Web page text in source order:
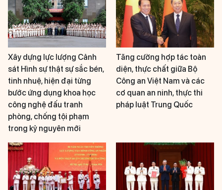
Xây dựng lực lượng Cảnh
sát Hình sự thật sự sắc bén,
tinh nhuệ, hiện đại từng
bước ứng dụng khoa học
công nghệ đấu tranh
phòng, chống tội phạm
trong kỷ nguyên mới
Tăng cường hợp tác toàn
diện, thực chất giữa Bộ
Công an Việt Nam và các
cơ quan an ninh, thực thi
pháp luật Trung Quốc